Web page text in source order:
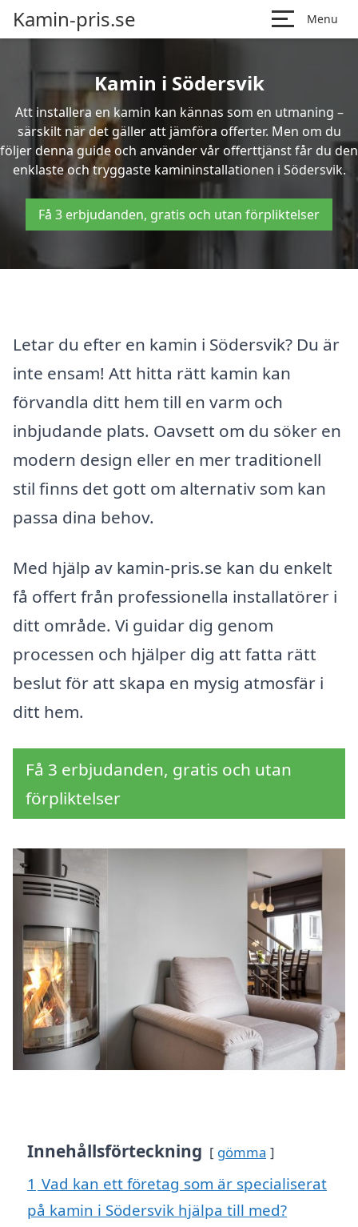
Kamin-pris.se Menu
Kamin i Södersvik
Att installera en kamin kan kännas som en utmaning –
särskilt när det gäller att jämföra offerter. Men om du
följer denna guide och använder vår offerttjänst får du den
enklaste och tryggaste kamininstallationen i Södersvik.
Få 3 erbjudanden, gratis och utan förpliktelser
Letar du efter en kamin i Södersvik? Du är
inte ensam! Att hitta rätt kamin kan
förvandla ditt hem till en varm och
inbjudande plats. Oavsett om du söker en
modern design eller en mer traditionell
stil finns det gott om alternativ som kan
passa dina behov.
Med hjälp av kamin-pris.se kan du enkelt
få offert från professionella installatörer i
ditt område. Vi guidar dig genom
processen och hjälper dig att fatta rätt
beslut för att skapa en mysig atmosfär i
ditt hem.
Få 3 erbjudanden, gratis och utan
förpliktelser
Innehållsförteckning gömma
1 Vad kan ett företag som är specialiserat
på kamin i Södersvik hjälpa till med?